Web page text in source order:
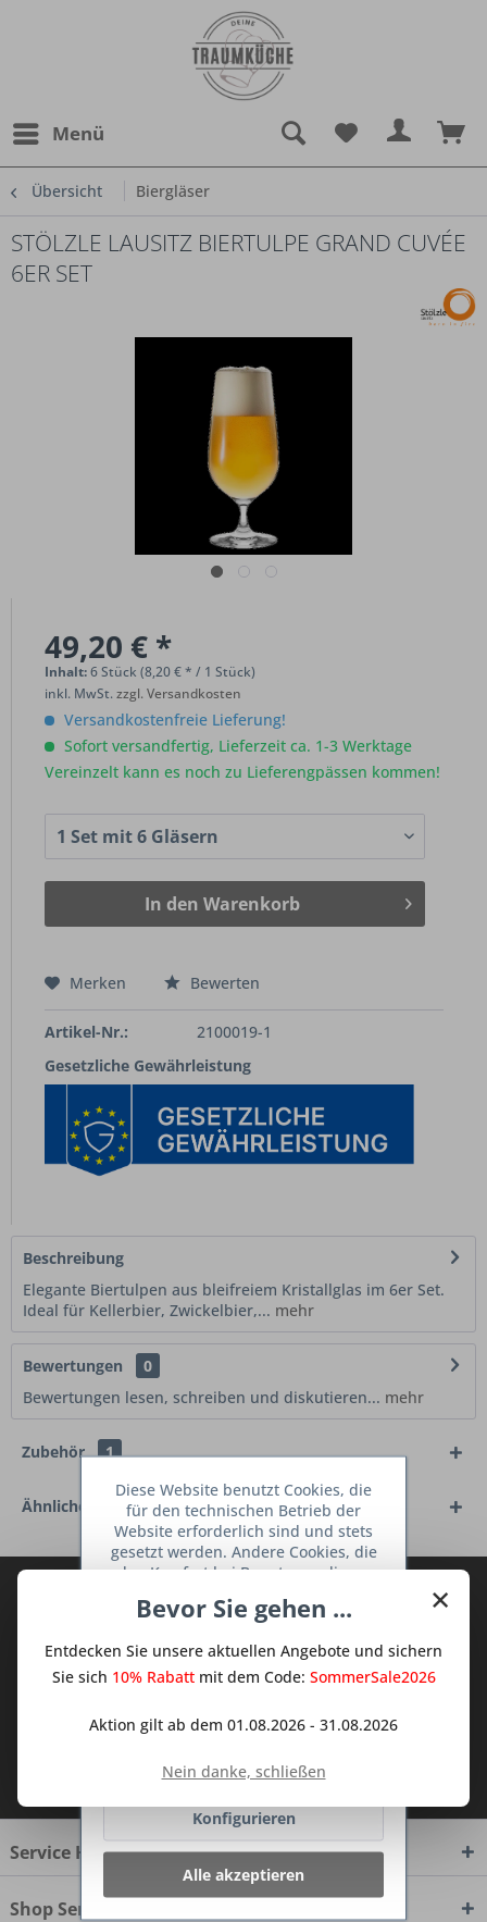
Menü
Übersicht Biergläser
STÖLZLE LAUSITZ BIERTULPE GRAND CUVÉE
6ER SET
49,20 € *
Inhalt:6 Stück (8,20 € * / 1 Stück)
inkl. MwSt.zzgl. Versandkosten
Versandkostenfreie Lieferung!
Sofort versandfertig, Lieferzeit ca. 1-3 Werktage
Vereinzelt kann es noch zu Lieferengpässen kommen!
In den Warenkorb
Merken Bewerten
Artikel-Nr.:
2100019-1
Gesetzliche Gewährleistung
Beschreibung
Elegante Biertulpen aus bleifreiem Kristallglas im 6er Set.
Ideal für Kellerbier, Zwickelbier,... mehr
Bewertungen
0
Bewertungen lesen, schreiben und diskutieren... mehr
Zubehör 1
Ähnliche Artikel
TraumKüche Newsletter und verpassen
Sie keine Neuigkeit oder Aktion mehr aus
dem Traum Küchen - Shop.
Ich habe die
Datenschutzbestimmungen
Service Hotline
Shop Service
×
Bevor Sie gehen ...
Entdecken Sie unsere aktuellen Angebote und sichern
Sie sich 10% Rabattmit dem Code: SommerSale2026
Aktion gilt ab dem 01.08.2026 - 31.08.2026
Nein danke, schließen
Diese Website benutzt Cookies, die
für den technischen Betrieb der
Website erforderlich sind und stets
gesetzt werden. Andere Cookies, die
den Komfort bei Benutzung dieser
dienen oder die Interaktion mit
Netzwerken vereinfachen sollen,
werden nur mit Ihrer Zustimmung
Ablehnen
Konfigurieren
Alle akzeptieren